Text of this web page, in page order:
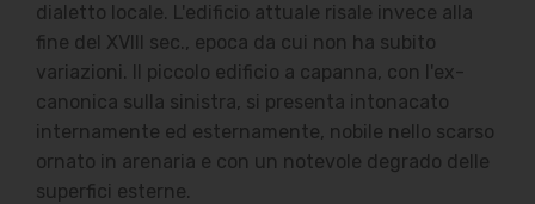
dialetto locale. L'edificio attuale risale invece alla
fine del XVIII sec., epoca da cui non ha subito
variazioni. Il piccolo edificio a capanna, con l'ex-
canonica sulla sinistra, si presenta intonacato
internamente ed esternamente, nobile nello scarso
ornato in arenaria e con un notevole degrado delle
superfici esterne.